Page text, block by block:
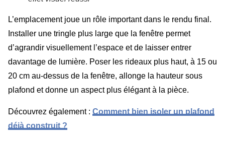
L’emplacement joue un rôle important dans le rendu final.
Installer une tringle plus large que la fenêtre permet
d’agrandir visuellement l’espace et de laisser entrer
davantage de lumière. Poser les rideaux plus haut, à 15 ou
20 cm au-dessus de la fenêtre, allonge la hauteur sous
plafond et donne un aspect plus élégant à la pièce.
Découvrez également : Comment bien isoler un plafond
déjà construit ?